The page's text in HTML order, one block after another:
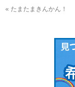
« たまたまきんかん！